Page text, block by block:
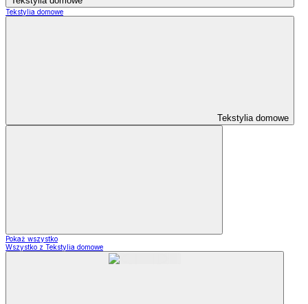
Tekstylia domowe
Tekstylia domowe
Pokaż wszystko
Wszystko z Tekstylia domowe